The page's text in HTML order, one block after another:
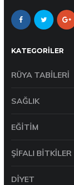
KATEGORILER
RÜYA TABILERI
SAĞLIK
EĞITIM
ŞIFALI BITKILER
DIYET